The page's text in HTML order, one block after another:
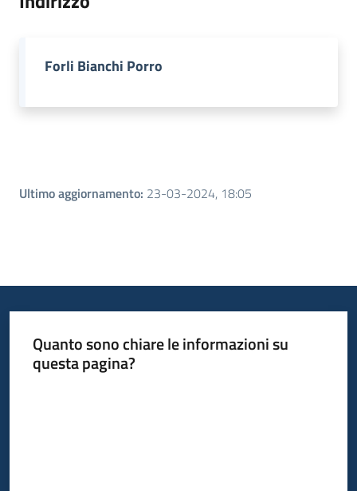
Progetti
Forli Bianchi Porro
Ultimo aggiornamento: 23-03-2024, 18:05
Quanto sono chiare le informazioni su
questa pagina?